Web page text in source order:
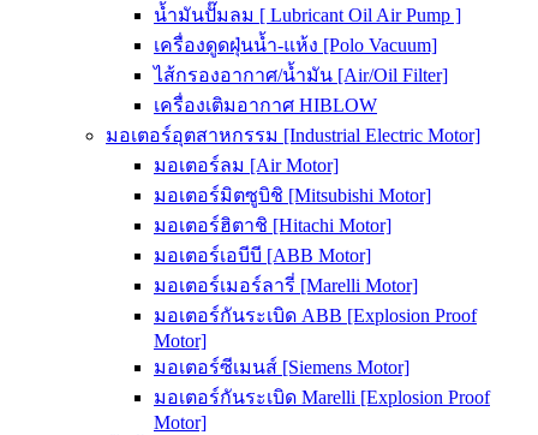
น้ำมันปั๊มลม [ Lubricant Oil Air Pump ]
เครื่องดูดฝุ่นน้ำ-แห้ง [Polo Vacuum]
ไส้กรองอากาศ/น้ำมัน [Air/Oil Filter]
เครื่องเติมอากาศ HIBLOW
มอเตอร์อุตสาหกรรม [Industrial Electric Motor]
มอเตอร์ลม [Air Motor]
มอเตอร์มิตซูบิชิ [Mitsubishi Motor]
มอเตอร์ฮิตาชิ [Hitachi Motor]
มอเตอร์เอบีบี [ABB Motor]
มอเตอร์เมอร์ลารี่ [Marelli Motor]
มอเตอร์กันระเบิด ABB [Explosion Proof
Motor]
มอเตอร์ซีเมนส์ [Siemens Motor]
มอเตอร์กันระเบิด Marelli [Explosion Proof
Motor]